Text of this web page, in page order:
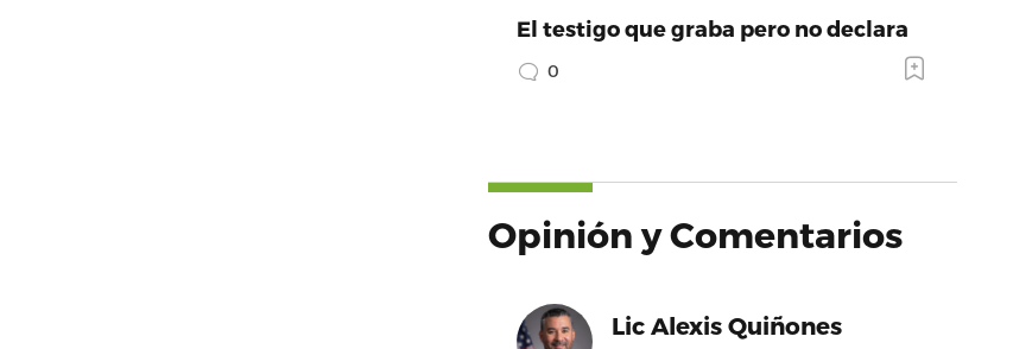
El testigo que graba pero no declara
0
Opinión y Comentarios
Lic Alexis Quiñones